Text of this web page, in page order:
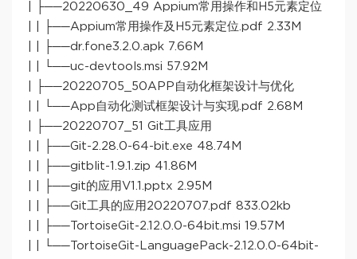
| ├──20220630_49 Appium常用操作和H5元素定位
| | ├──Appium常用操作及H5元素定位.pdf 2.33M
| | ├──dr.fone3.2.0.apk 7.66M
| | └──uc-devtools.msi 57.92M
| ├──20220705_50APP自动化框架设计与优化
| | └──App自动化测试框架设计与实现.pdf 2.68M
| ├──20220707_51 Git工具应用
| | ├──Git-2.28.0-64-bit.exe 48.74M
| | ├──gitblit-1.9.1.zip 41.86M
| | ├──git的应用V1.1.pptx 2.95M
| | ├──Git工具的应用20220707.pdf 833.02kb
| | ├──TortoiseGit-2.12.0.0-64bit.msi 19.57M
| | └──TortoiseGit-LanguagePack-2.12.0.0-64bit-